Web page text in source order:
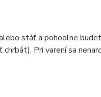
stáť a pohodlne
Pri varení sa